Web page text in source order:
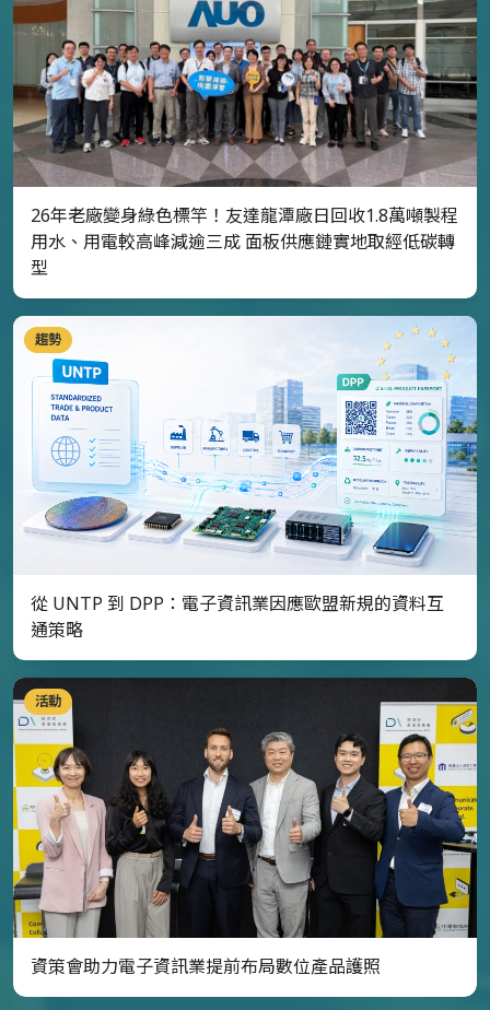
26年老廠變身綠色標竿！友達龍潭廠日回收1.8萬噸製程
用水、用電較高峰減逾三成 面板供應鏈實地取經低碳轉
型
趨勢
從 UNTP 到 DPP：電子資訊業因應歐盟新規的資料互
通策略
活動
資策會助力電子資訊業提前布局數位產品護照